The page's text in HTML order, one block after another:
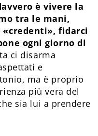
è vivere la
tra le mani,
«credenti», fidarci
ogni giorno di
ci disarma
e
ma è proprio
più vera del
sia lui a prendere